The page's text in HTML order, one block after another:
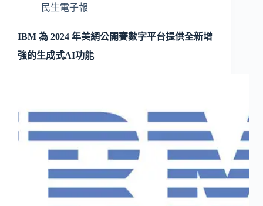
民生電子報
IBM 為 2024 年美網公開賽數字平台提供全新增
強的生成式AI功能